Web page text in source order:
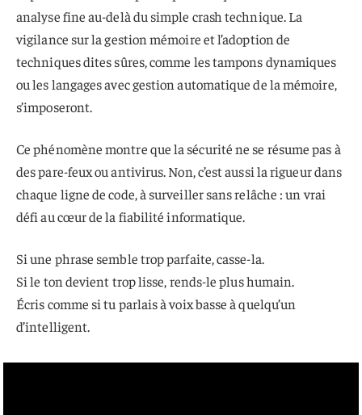
analyse fine au-delà du simple crash technique. La
vigilance sur la gestion mémoire et l’adoption de
techniques dites sûres, comme les tampons dynamiques
ou les langages avec gestion automatique de la mémoire,
s’imposeront.
Ce phénomène montre que la sécurité ne se résume pas à
des pare-feux ou antivirus. Non, c’est aussi la rigueur dans
chaque ligne de code, à surveiller sans relâche : un vrai
défi au cœur de la fiabilité informatique.
Si une phrase semble trop parfaite, casse-la.
Si le ton devient trop lisse, rends-le plus humain.
Écris comme si tu parlais à voix basse à quelqu’un
d’intelligent.